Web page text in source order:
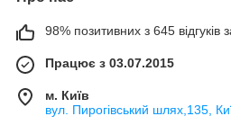
98% позитивних з 645 відгуків
Працює з 03.07.2015
м. Київ
вул. Пирогівський шлях,135,